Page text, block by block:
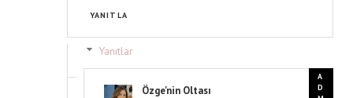
YANITLA
Yanıtlar
Özge'nin Oltası